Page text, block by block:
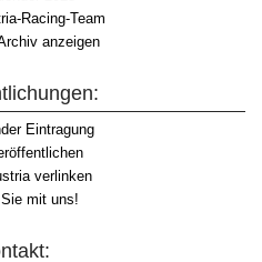
Racing-Team
anzeigen
Eintragung
verlinken
mit uns!